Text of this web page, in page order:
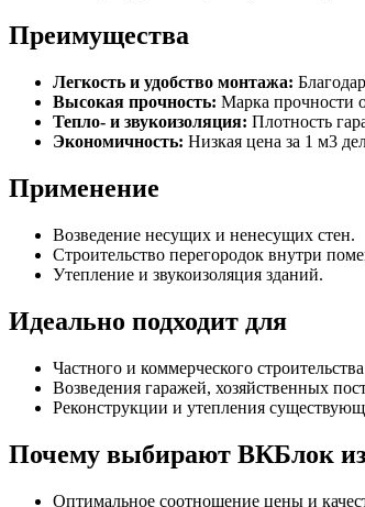
Преимущества
Легкость и удобство монтажа:
Высокая прочность: Марка прочности
Тепло- и звукоизоляция: Плотность
Экономичность: Низкая цена за 1 м3
Применение
Возведение несущих и ненесущих стен.
Строительство перегородок внутри
Утепление и звукоизоляция зданий.
Идеально подходит для
Частного и коммерческого
Возведения гаражей, хозяйственных
Реконструкции и утепления
Почему выбирают ВКБлок из
Оптимальное соотношение цены и